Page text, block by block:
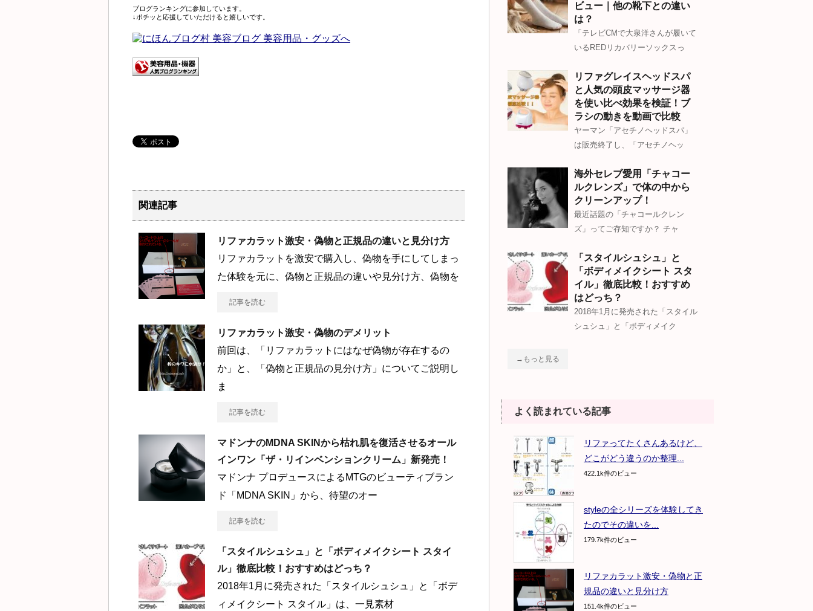
ブログランキングに参加しています。
↓ポチッと応援していただけると嬉しいです。
関連記事
リファカラット激安・偽物と正規品の違いと見分け方
リファカラットを激安で購入し、偽物を手にしてしまっ
た体験を元に、偽物と正規品の違いや見分け方、偽物を
記事を読む
リファカラット激安・偽物のデメリット
前回は、「リファカラットにはなぜ偽物が存在するの
か」と、「偽物と正規品の見分け方」についてご説明し
ま
記事を読む
マドンナのMDNA SKINから枯れ肌を復活させるオール
インワン「ザ・リインベンションクリーム」新発売！
マドンナ プロデュースによるMTGのビューティブラン
ド「MDNA SKIN」から、待望のオー
記事を読む
「スタイルシュシュ」と「ボディメイクシート スタイ
ル」徹底比較！おすすめはどっち？
2018年1月に発売された「スタイルシュシュ」と「ボデ
ィメイクシート スタイル」は、一見素材
ビュー｜他の靴下との違い
は？
「テレビCMで大泉洋さんが履いて
いるREDリカバリーソックスっ
リファグレイスヘッドスパ
と人気の頭皮マッサージ器
を使い比べ効果を検証！ブ
ラシの動きを動画で比較
ヤーマン「アセチノヘッドスパ」
は販売終了し、「アセチノヘッ
海外セレブ愛用「チャコー
ルクレンズ」で体の中から
クリーンアップ！
最近話題の「チャコールクレン
ズ」ってご存知ですか？ チャ
「スタイルシュシュ」と
「ボディメイクシート スタ
イル」徹底比較！おすすめ
はどっち？
2018年1月に発売された「スタイル
シュシュ」と「ボディメイク
→もっと見る
よく読まれている記事
リファってたくさんあるけど、
どこがどう違うのか整理...
422.1k件のビュー
styleの全シリーズを体験してき
たのでその違いを...
179.7k件のビュー
リファカラット激安・偽物と正
規品の違いと見分け方
151.4k件のビュー